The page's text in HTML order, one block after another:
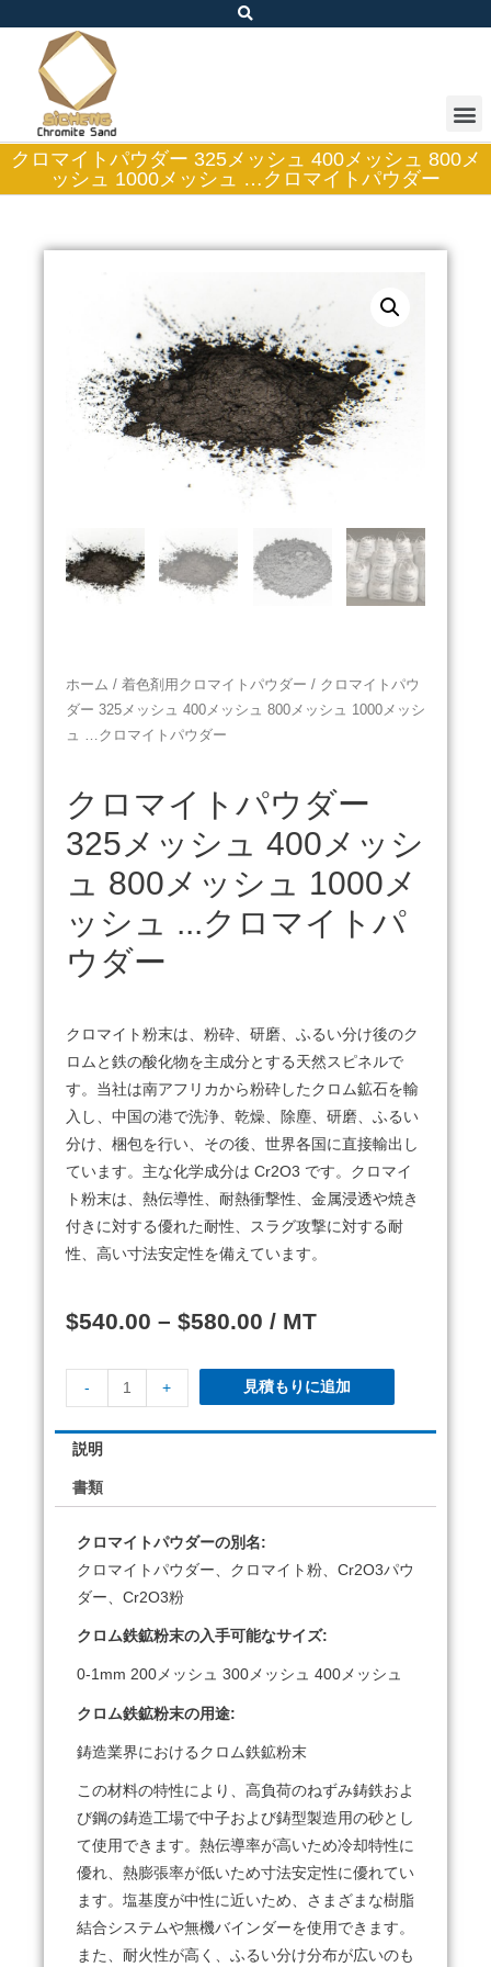
クロマイトパウダー 325メッシュ 400メッシュ 800メ
ッシュ 1000メッシュ …クロマイトパウダー
ホーム / 着色剤用クロマイトパウダー / クロマイトパウ
ダー 325メッシュ 400メッシュ 800メッシュ 1000メッシ
ュ …クロマイトパウダー
クロマイトパウダー
325メッシュ 400メッシ
ュ 800メッシュ 1000メ
ッシュ ...クロマイトパ
ウダー
クロマイト粉末は、粉砕、研磨、ふるい分け後のク
ロムと鉄の酸化物を主成分とする天然スピネルで
す。当社は南アフリカから粉砕したクロム鉱石を輸
入し、中国の港で洗浄、乾燥、除塵、研磨、ふるい
分け、梱包を行い、その後、世界各国に直接輸出し
ています。主な化学成分は Cr2O3 です。クロマイ
ト粉末は、熱伝導性、耐熱衝撃性、金属浸透や焼き
付きに対する優れた耐性、スラグ攻撃に対する耐
性、高い寸法安定性を備えています。
$540.00 – $580.00 / MT
- + 見積もりに追加
説明
書類
クロマイトパウダーの別名:
クロマイトパウダー、クロマイト粉、Cr2O3パウ
ダー、Cr2O3粉
クロム鉄鉱粉末の入手可能なサイズ:
0-1mm 200メッシュ 300メッシュ 400メッシュ
クロム鉄鉱粉末の用途:
鋳造業界におけるクロム鉄鉱粉末
この材料の特性により、高負荷のねずみ鋳鉄およ
び鋼の鋳造工場で中子および鋳型製造用の砂とし
て使用できます。熱伝導率が高いため冷却特性に
優れ、熱膨張率が低いため寸法安定性に優れてい
ます。塩基度が中性に近いため、さまざまな樹脂
結合システムや無機バインダーを使用できます。
また、耐火性が高く、ふるい分け分布が広いのも